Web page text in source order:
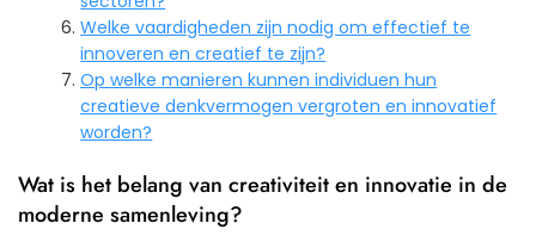
Welke vaardigheden zijn nodig om effectief te
innoveren en creatief te zijn?
Op welke manieren kunnen individuen hun
creatieve denkvermogen vergroten en innovatief
worden?
Wat is het belang van creativiteit en innovatie in de
moderne samenleving?